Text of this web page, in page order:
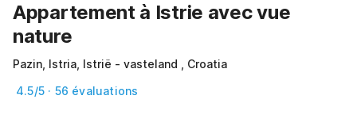
Appartement à Istrie avec vue
nature
Pazin, Istria, Istrië - vasteland , Croatia
4.5/5 · 56 évaluations